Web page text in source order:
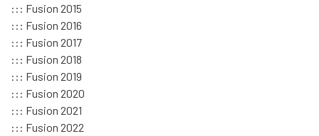
::: Fusion 2015
::: Fusion 2016
::: Fusion 2017
::: Fusion 2018
::: Fusion 2019
::: Fusion 2020
::: Fusion 2021
::: Fusion 2022